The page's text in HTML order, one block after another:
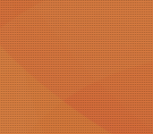
初回相
サポ
県内
ご相